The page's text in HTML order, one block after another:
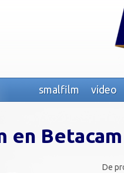
smalfilm video
en Betacam
De